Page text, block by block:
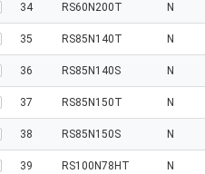
34 RS60N200T N
35 RS85N140T N
36 RS85N140S N
37 RS85N150T N
38 RS85N150S N
39 RS100N78HT N